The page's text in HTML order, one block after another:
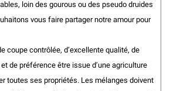
loin des gourous ou des pseudo druides
vous faire partager notre amour pour
coupe contrôlée, d’excellente qualité, de
de préférence être issue d’une agriculture
toutes ses propriétés. Les mélanges doivent